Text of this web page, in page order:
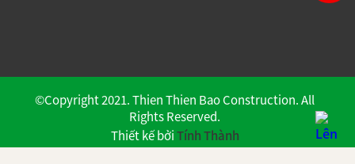
©Copyright 2021. Thien Thien Bao Construction. All
Rights Reserved.
Thiết kế bởiTính Thành